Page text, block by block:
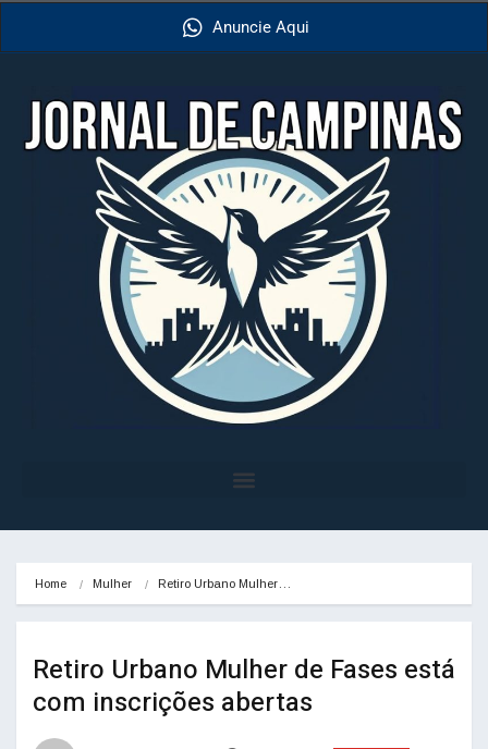
Anuncie Aqui
Home Mulher Retiro Urbano Mulher…
Retiro Urbano Mulher de Fases está
com inscrições abertas